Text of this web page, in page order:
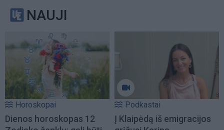
NAUJI
Horoskopai
Dienos horoskopas 12
Podkastai
Į Klaipėdą iš emigracijos